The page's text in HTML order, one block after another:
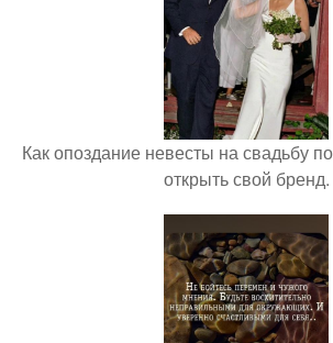
Как опоздание невесты на свадьбу
открыть свой бренд.